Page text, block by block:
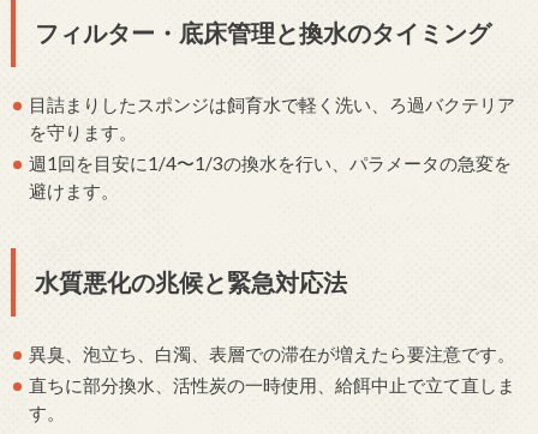
フィルター・底床管理と換水のタイミング
目詰まりしたスポンジは飼育水で軽く洗い、ろ過バクテリア
を守ります。
週1回を目安に1/4〜1/3の換水を行い、パラメータの急変を
避けます。
水質悪化の兆候と緊急対応法
異臭、泡立ち、白濁、表層での滞在が増えたら要注意です。
直ちに部分換水、活性炭の一時使用、給餌中止で立て直しま
す。